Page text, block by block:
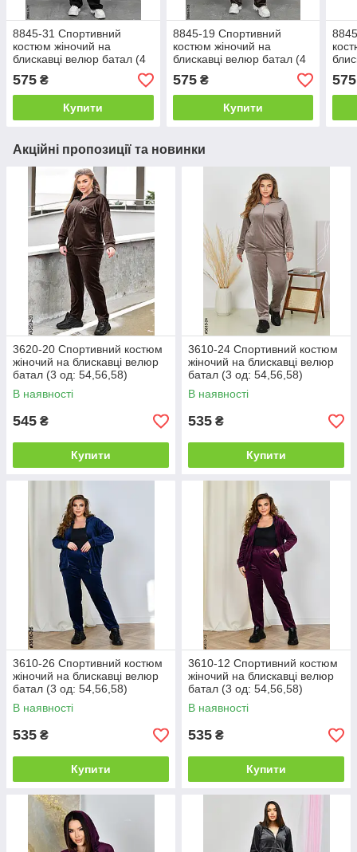
8845-31 Спортивний
костюм жіночий на
блискавці велюр батал (4
од: 54,56,58,60)
575 ₴
Купити
8845-19 Спортивний
костюм жіночий на
блискавці велюр батал (4
од: 54,56,58,60)
575₴
Купити
од:
575
Акційні пропозиції та новинки
3620-20 Спортивний костюм
жіночий на блискавці велюр
батал (3 од: 54,56,58)
В наявності
545 ₴
Купити
3610-24 Спортивний костюм
жіночий на блискавці велюр
батал (3 од: 54,56,58)
В наявності
535 ₴
Купити
3610-26 Спортивний костюм
жіночий на блискавці велюр
батал (3 од: 54,56,58)
В наявності
535 ₴
Купити
3610-12 Спортивний костюм
жіночий на блискавці велюр
батал (3 од: 54,56,58)
В наявності
535 ₴
Купити